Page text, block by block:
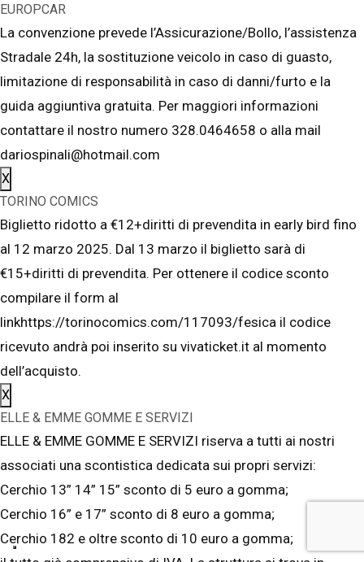
EUROPCAR
La convenzione prevede l’Assicurazione/Bollo, l’assistenza
Stradale 24h, la sostituzione veicolo in caso di guasto,
limitazione di responsabilità in caso di danni/furto e la
guida aggiuntiva gratuita. Per maggiori informazioni
contattare il nostro numero 328.0464658 o alla mail
dariospinali@hotmail.com
X
TORINO COMICS
Biglietto ridotto a €12+diritti di prevendita in early bird fino
al 12 marzo 2025. Dal 13 marzo il biglietto sarà di
€15+diritti di prevendita. Per ottenere il codice sconto
compilare il form al
linkhttps://torinocomics.com/117093/fesica il codice
ricevuto andrà poi inserito su vivaticket.it al momento
dell’acquisto.
X
ELLE & EMME GOMME E SERVIZI
ELLE & EMME GOMME E SERVIZI riserva a tutti ai nostri
associati una scontistica dedicata sui propri servizi:
Cerchio 13” 14” 15” sconto di 5 euro a gomma;
Cerchio 16” e 17” sconto di 8 euro a gomma;
Cerchio 182 e oltre sconto di 10 euro a gomma;